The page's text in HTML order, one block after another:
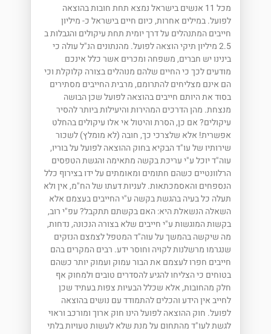
מכל 11 אנשים בישראל נמצא תחת חובות בהוצאה
לפועל. במילים אחרות, כיום חיים בישראל כ- מיליון
חייבים המתנהלים על דרך יומית תחת עיקולים והגבלות ב
2.5 מיליון תיקי הוצאה לפועל. מהנתונים הנ"ל עולה כי
בינינו יש חברים, משפחה ומכרים אשר כלל אינכם
מודעים לכך כי החיים שלהם מנוהלים בצורה קלוקלת וכי
הם אינם מצליחים להתרומם, מרבית החייבים מסתירים
בסוד את היותם חייבים בהוצאה לפועל שכן הבושה
מנצחת. מהן הדרכים המהירות והיעילות ביותר להסיר
עיקולים? אם כן, הסרת והיטול אי אלו עיקולים בהחלט
אפשרית! אלא שלצרכי כך, חובה (לא מומלץ) לשכור
שירותיו של עו"ד הבקיא בחוק ההוצאה לפועל על בוריו,
עוה"ד יוכל ע"י עריכת בקשה מתאימה והגשת הטפסים
הרלוונטיים כשהם חתומים ומאומתים על ידו בצירוף כלל
הנספחים והאסמכתאות. לעניות דעתו של הח"מ, אין ולא
תעלה כל בעיה בהגשת בקשה ע"י החייבים בעצמם אלא
השאלה הנשאלת היא: האם בקשתם תתקבל? עפ"י רוב,
בקשות המוגשות ע"י חייבים שלא בצורה הנכונה, נדחות,
מה שיקשה בהמשך על עוה"ד המטפל לצמצם הנזקים
שנגרמו מרשלנות לקויה וחוסר ידע. רבים המקרים בהם
חייבים חפרו לעצמם את הבור עמוק ועמוק יותר כשהם
בטוחים כי הצליחו להגיע להסדרים טובים ולמחוק אף
חלק מהחובות, אלא שכלל הבעיות צפות בעתיד שכן
לחייב אין הידע והכלים להתמודד עם נושים בהוצאה
לפועל. חוק ההוצאה לפועל הינו חוק ארוך ומורכב וראוי
לגשת לעו"ד מהתחום על מנת שלא לעשות טעויות בלתי